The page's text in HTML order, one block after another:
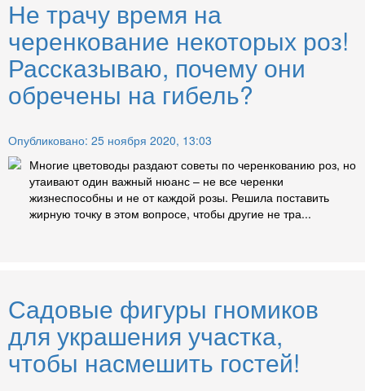
Не трачу время на
черенкование некоторых роз!
Рассказываю, почему они
обречены на гибель?
Опубликовано: 25 ноября 2020, 13:03
Многие цветоводы раздают советы по черенкованию роз, но
утаивают один важный нюанс – не все черенки
жизнеспособны и не от каждой розы. Решила поставить
жирную точку в этом вопросе, чтобы другие не тра...
Садовые фигуры гномиков
для украшения участка,
чтобы насмешить гостей!